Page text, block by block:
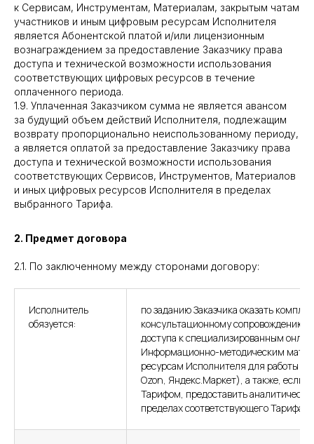
к Сервисам, Инструментам, Материалам, закрытым чатам
участников и иным цифровым ресурсам Исполнителя
является Абонентской платой и/или лицензионным
вознаграждением за предоставление Заказчику права
доступа и технической возможности использования
соответствующих цифровых ресурсов в течение
оплаченного периода.
1.9. Уплаченная Заказчиком сумма не является авансом
за будущий объем действий Исполнителя, подлежащим
возврату пропорционально неиспользованному периоду,
а является оплатой за предоставление Заказчику права
доступа и технической возможности использования
соответствующих Сервисов, Инструментов, Материалов
и иных цифровых ресурсов Исполнителя в пределах
выбранного Тарифа.
2. Предмет договора
2.1. По заключенному между сторонами договору:
Исполнитель
обязуется:
по заданию Заказчика оказать
консультационному сопровождению,
доступа к специализированным
Информационно-методическим
ресурсам Исполнителя для работы с
Ozon, Яндекс.Маркет), а также, если
Тарифом, предоставить
пределах соответствующего Тарифа